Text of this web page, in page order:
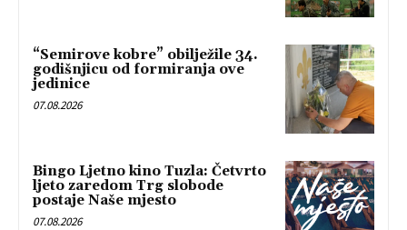
“Semirove kobre” obilježile 34.
godišnjicu od formiranja ove
jedinice
07.08.2026
Bingo Ljetno kino Tuzla: Četvrto
ljeto zaredom Trg slobode
postaje Naše mjesto
07.08.2026